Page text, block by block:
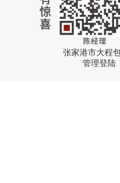
张家港市大程
管理登陆